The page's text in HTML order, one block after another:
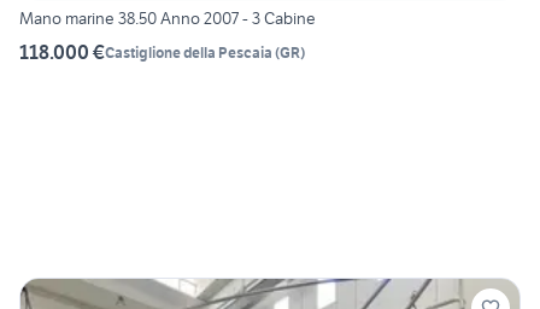
Mano marine 38.50 Anno 2007 - 3 Cabine
118.000 €Castiglione della Pescaia (GR)